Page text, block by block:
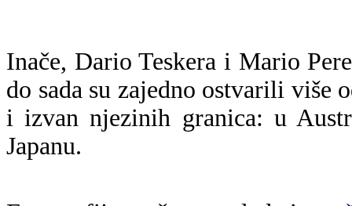
Inače, Dario Teskera i Mario
do sada su zajedno ostvarili više
i izvan njezinih granica: u
Japanu.